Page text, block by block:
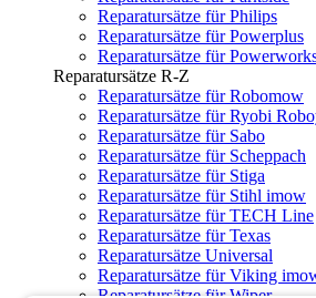
Reparatursätze für Philips
Reparatursätze für Powerplus
Reparatursätze für
Reparatursätze R-Z
Reparatursätze für Robomow
Reparatursätze für Ryobi
Reparatursätze für Sabo
Reparatursätze für Scheppach
Reparatursätze für Stiga
Reparatursätze für Stihl imow
Reparatursätze für TECH Line
Reparatursätze für Texas
Reparatursätze Universal
Reparatursätze für Viking